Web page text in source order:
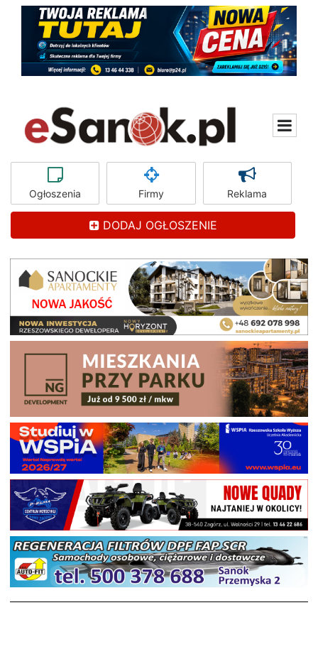
Ogłoszenia Firmy Reklama
DODAJ OGŁOSZENIE